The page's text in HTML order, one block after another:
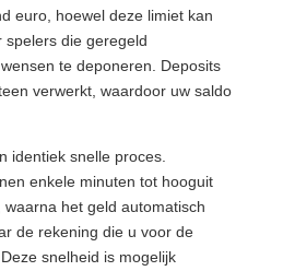
euro, hoewel deze limiet kan
die geregeld
te deponeren. Deposits
verwerkt, waardoor uw saldo
identiek snelle proces.
enkele minuten tot hooguit
het geld automatisch
de rekening die u voor de
snelheid is mogelijk